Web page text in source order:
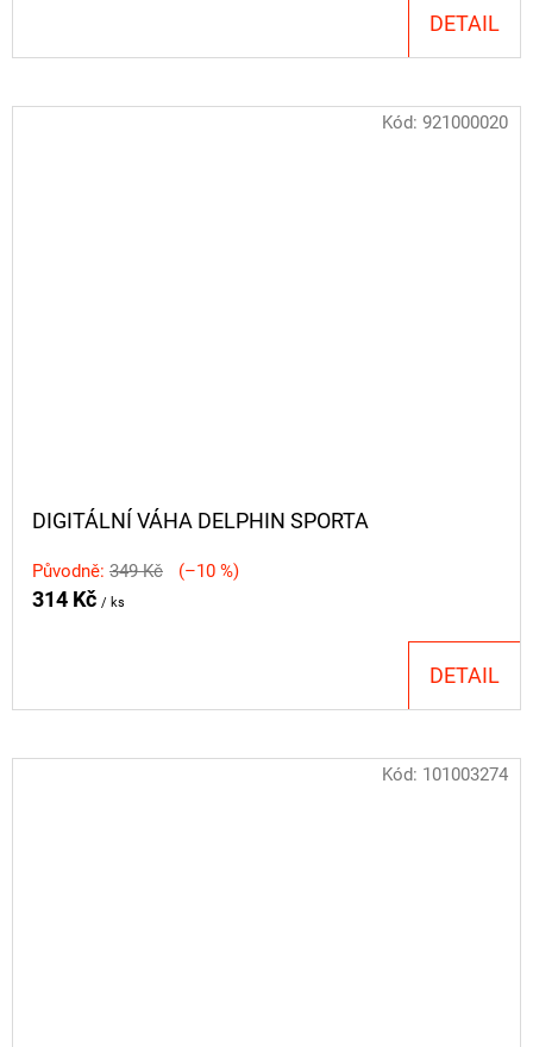
DETAIL
DIGITÁLNÍ VÁHA DELPHIN SPORTA
Původně: 349 Kč (–10 %)
314 Kč / ks
DETAIL
Kód: 921000020
Kód: 101003274